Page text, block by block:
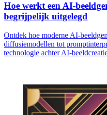
Hoe werkt een AI-
begrijpelijk uitgelegd
Ontdek hoe moderne AI-
diffusiemodellen tot
technologie achter AI-